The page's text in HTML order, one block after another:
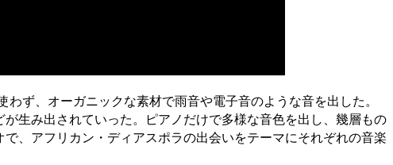
ず、オーガニックな素材で雨音や電子音のような音を出した。
生み出されていった。ピアノだけで多様な音色を出し、幾層もの
、アフリカン・ディアスポラの出会いをテーマにそれぞれの音楽